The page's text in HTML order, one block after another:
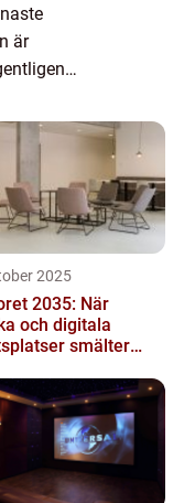
är
artike...
2025
2035: När
och digitala
smälter